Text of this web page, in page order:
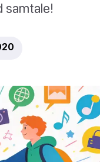
samtale!